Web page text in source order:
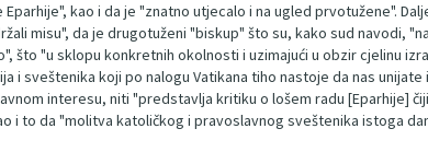
kao i da je "znatno utjecalo i na ugled prvotužene".
misu", da je drugotuženi "biskup" što su, kako sud navodi,
što "u sklopu konkretnih okolnosti i uzimajući u obzir cjelinu
i sveštenika koji po nalogu Vatikana tiho nastoje da nas
interesu, niti "predstavlja kritiku o lošem radu [Eparhije]
i to da "molitva katoličkog i pravoslavnog sveštenika istoga